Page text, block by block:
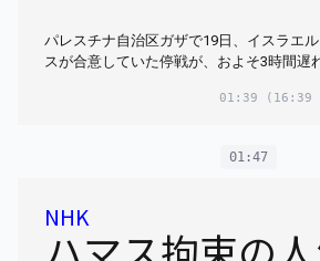
パレスチナ自治区ガザで19日、イスラエ
スが合意していた停戦が、およそ3時間遅
01:39 (16:39
01:47
NHK